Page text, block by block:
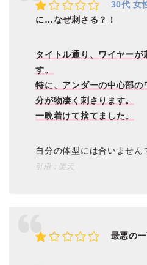
30代 女
に…なぜ刺さる？！
タイトル通り、ワイヤーが
す。
特に、アンダーの中心部の
分が物凄く刺さります。
一晩着けて捨てました。
自分の体型には合いません
引用： 楽天
最悪の